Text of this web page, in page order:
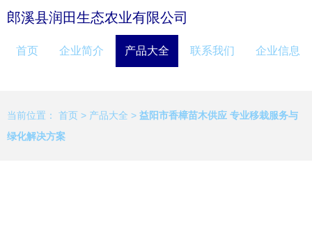
郎溪县润田生态农业有限公司
首页 企业简介 产品大全 联系我们 企业信息
当前位置： 首页 > 产品大全 > 益阳市香樟苗木供应 专业移栽服务与
绿化解决方案